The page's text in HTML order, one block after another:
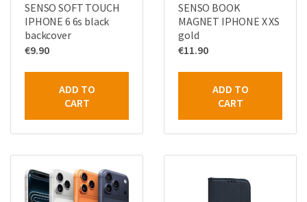
SENSO SOFT TOUCH
IPHONE 6 6s black
backcover
€9.90
ADD TO
CART
SENSO BOOK
MAGNET IPHONE X XS
gold
€11.90
ADD TO
CART